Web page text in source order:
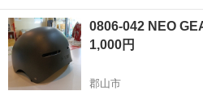
0806-042 NEO
1,000円
郡山市